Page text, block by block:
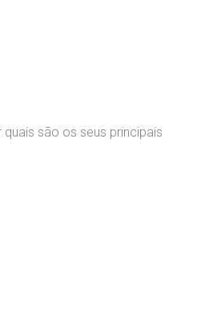
são os seus principais